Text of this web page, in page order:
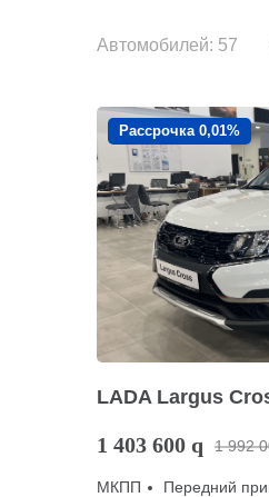
Автомобилей: 57
Рассрочка 0,01%
LADA Largus
1 403 600 q 1 992
МКПП Передний